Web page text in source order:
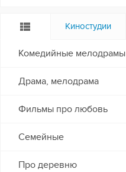
Киностудии
Комедийные мелодрамы
Драма, мелодрама
Фильмы про любовь
Семейные
Про деревню